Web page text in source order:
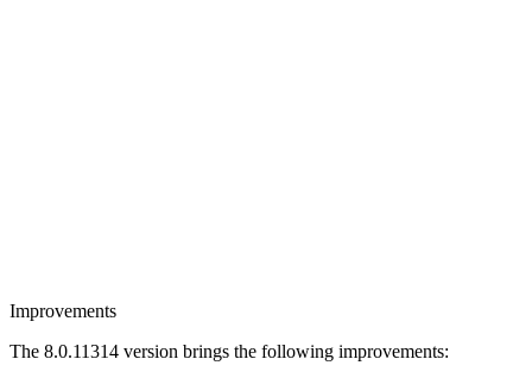
Improvements
The 8.0.11314 version brings the following improvements: